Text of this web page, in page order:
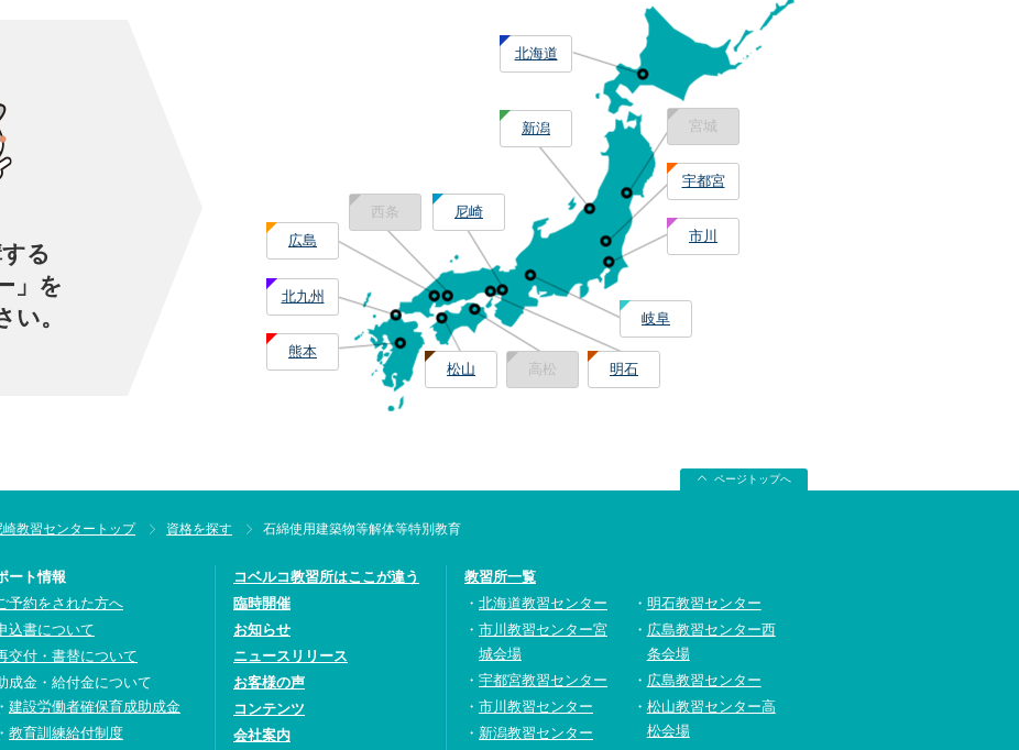
る
」を
い。
北海道
宮城
宇都宮
市川
新潟
岐阜
尼崎
明石
西条
広島
高松
松山
北九州
熊本
ページトップへ
崎教習センタートップ 資格を探す 石綿使用建築物等解体等特別教育
ート情報
予約をされた方へ
込書について
交付・書替について
成金・給付金について
建設労働者確保育成助成金
教育訓練給付制度
コベルコ教習所はここが違う
臨時開催
お知らせ
ニュースリリース
お客様の声
コンテンツ
会社案内
教習所一覧
北海道教習センター
市川教習センター宮
城会場
宇都宮教習センター
市川教習センター
新潟教習センター
明石教習センター
広島教習センター西
条会場
広島教習センター
松山教習センター高
松会場